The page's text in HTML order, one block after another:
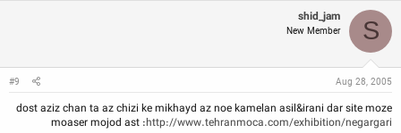
S
shid_jam
New Member
Aug 28, 2005
#9
dost aziz chan ta az chizi ke mikhayd az noe kamelan asil&irani dar site moze
moaser mojod ast :http://www.tehranmoca.com/exhibition/negargari